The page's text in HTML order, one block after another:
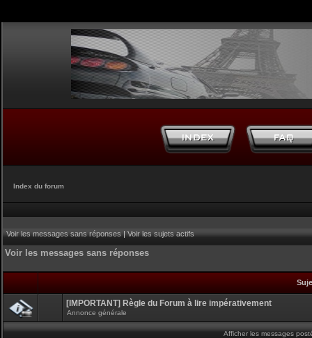
Index du forum
Voir les messages sans réponses|Voir les sujets actifs
Voir les messages sans réponses
[IMPORTANT] Règle du Forum à lire impérativement
Annonce générale
Afficher les messages